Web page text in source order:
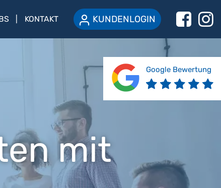
KONTAKT KUNDENLOGIN
mit
Google Bewertung